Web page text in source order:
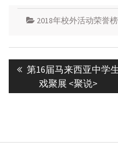
2018年校外活动荣誉榜
navigation
Previous
post:
第16届马来西亚中学
戏聚展 <聚说>